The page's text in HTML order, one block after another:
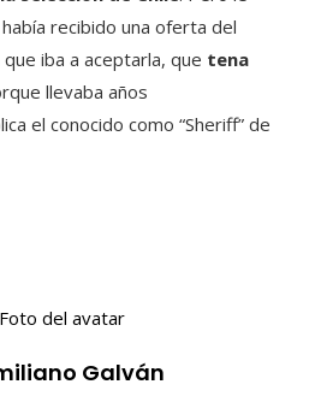
recibido una oferta del
iba a aceptarla, que tena
llevaba años
el conocido como “Sheriff” de
Galván